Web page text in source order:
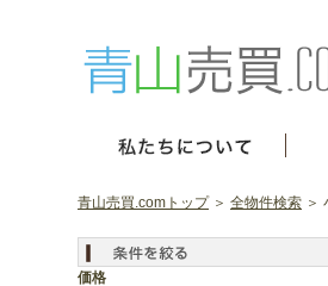
青山売買.comトップ＞ 全物件検索 ＞
価格